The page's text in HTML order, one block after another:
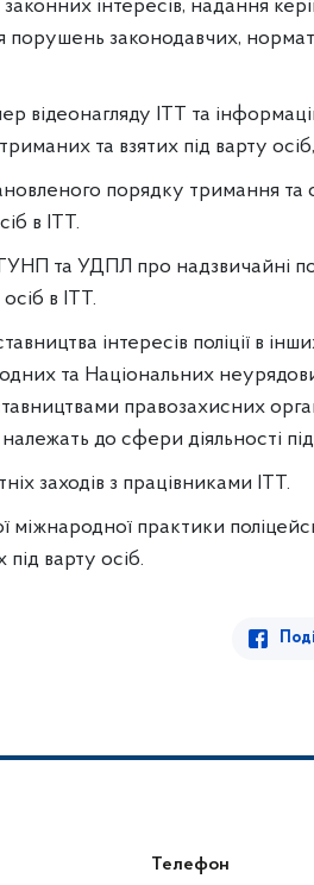
інтересів, надання
порушень законодавчих,
відеонагляду ІТТ та
та взятих під варту
порядку тримання та
в ІТТ.
та УДПЛ про надзвичайні
в ІТТ.
інтересів поліції в
та Національних
правозахисних
до сфери діяльності
заходів з працівниками ІТТ.
міжнародної практики
варту осіб.
Телефон